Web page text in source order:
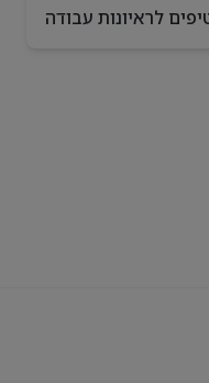
לראיונות עבודה